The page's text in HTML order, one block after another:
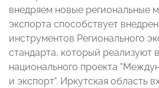
внедряем новые региональные
экспорта способствует
инструментов Регионального
стандарта, который реализуют
национального проекта
и экспорт". Иркутская область